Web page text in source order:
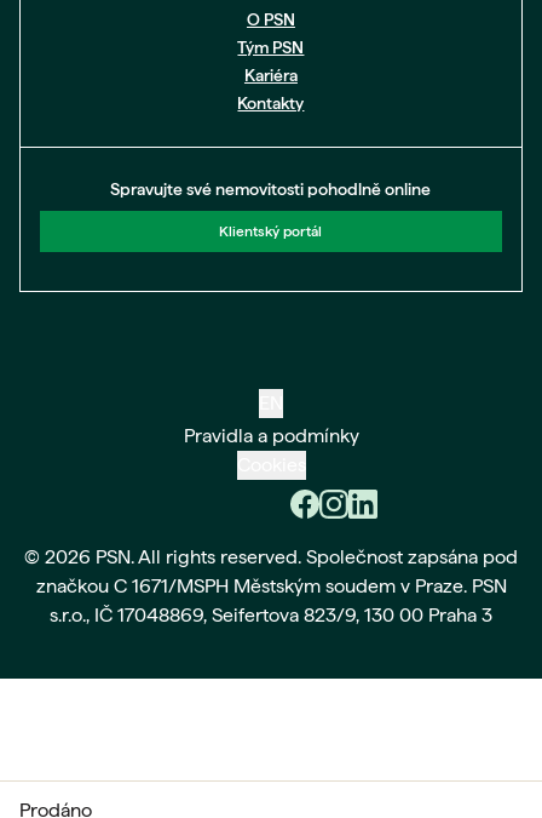
prodáno
O PSN
Tým PSN
Kariéra
Kontakty
Spravujte své nemovitosti pohodlně online
Klientský portál
Pravidla a podmínky
© 2026 PSN. All rights reserved. Společnost zapsána pod
značkou C 1671/MSPH Městským soudem v Praze. PSN
s.r.o., IČ 17048869, Seifertova 823/9, 130 00 Praha 3